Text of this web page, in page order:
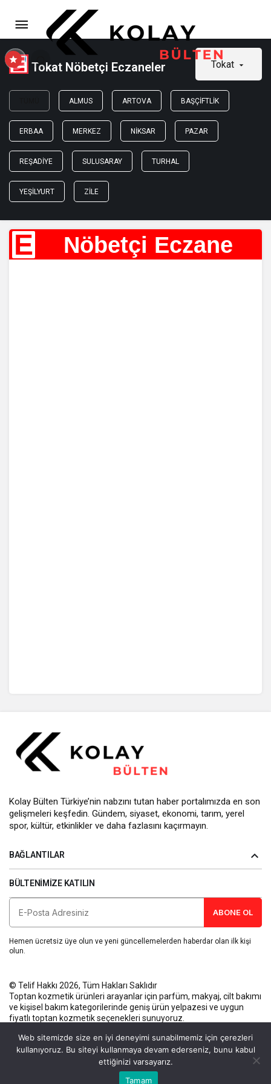
Tokat Nöbetçi Eczaneler Tokat
ALMUS ARTOVA BAŞÇIFTLIK
ERBAA MERKEZ NIKSAR PAZAR
REŞADIYE SULUSARAY TURHAL
YEŞILYURT ZILE
E Nöbetçi Eczane
Bu web sitesinde en iyi deneyimi yaşamanızı sağlamak için
Kolay Bülten Türkiye’nin nabzını tutan haber portalımızda en son
gelişmeleri keşfedin. Gündem, siyaset, ekonomi, tarım, yerel
spor, kültür, etkinlikler ve daha fazlasını kaçırmayın.
BAĞLANTILAR
BÜLTENIMIZE KATILIN
ABONE OL
Hemen ücretsiz üye olun ve yeni güncellemelerden haberdar olan ilk kişi
olun.
© Telif Hakkı 2026, Tüm Hakları Saklıdır
Toptan kozmetik ürünleri arayanlar için parfüm, makyaj, cilt bakımı
ve kişisel bakım kategorilerinde geniş ürün yelpazesi ve uygun
fiyatlı toptan kozmetik seçenekleri sunuyoruz.
Eczaneler
Web sitemizde size en iyi deneyimi sunabilmemiz için çerezleri
kullanıyoruz. Bu siteyi kullanmaya devam ederseniz, bunu kabul
ettiğinizi varsayarız.
Tamam